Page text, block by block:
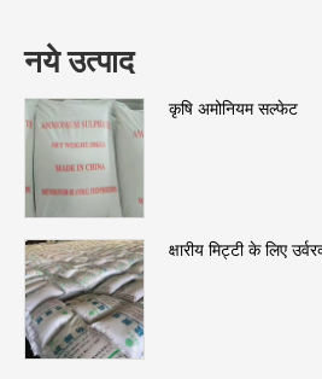
नये उत्पाद
कृषि अमोनियम सल्फेट
क्षारीय मिट्टी के लिए